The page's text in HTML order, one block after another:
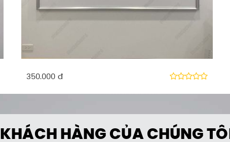
280.000 đ
KHÁCH HÀNG CỦA CHÚNG